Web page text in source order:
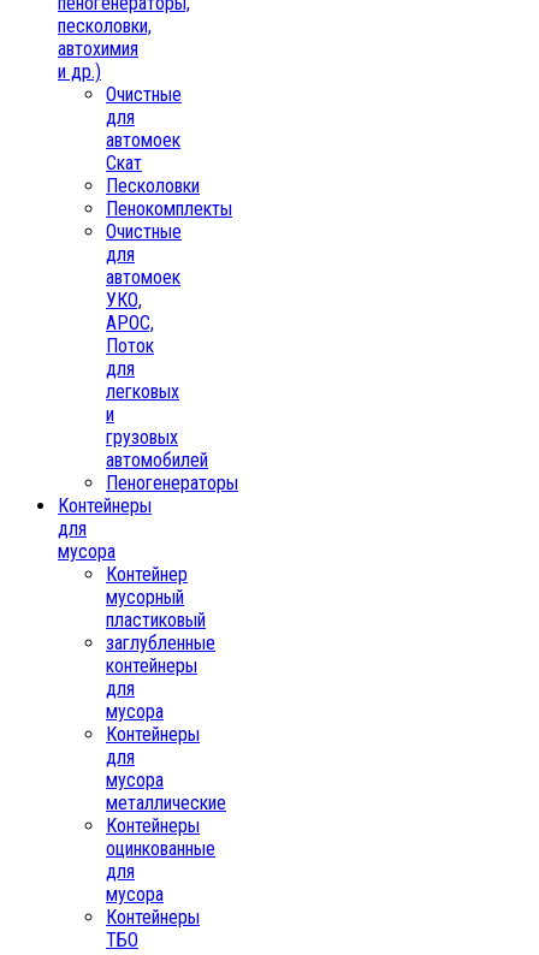
песколовки,
автохимия
и др.)
Очистные
для
автомоек
Скат
Песколовки
Пенокомплекты
Очистные
для
автомоек
УКО,
АРОС,
Поток
для
легковых
и
грузовых
автомобилей
Пеногенераторы
Контейнеры
для
мусора
Контейнер
мусорный
пластиковый
заглубленные
контейнеры
для
мусора
Контейнеры
для
мусора
металлические
Контейнеры
оцинкованные
для
мусора
Контейнеры
ТБО